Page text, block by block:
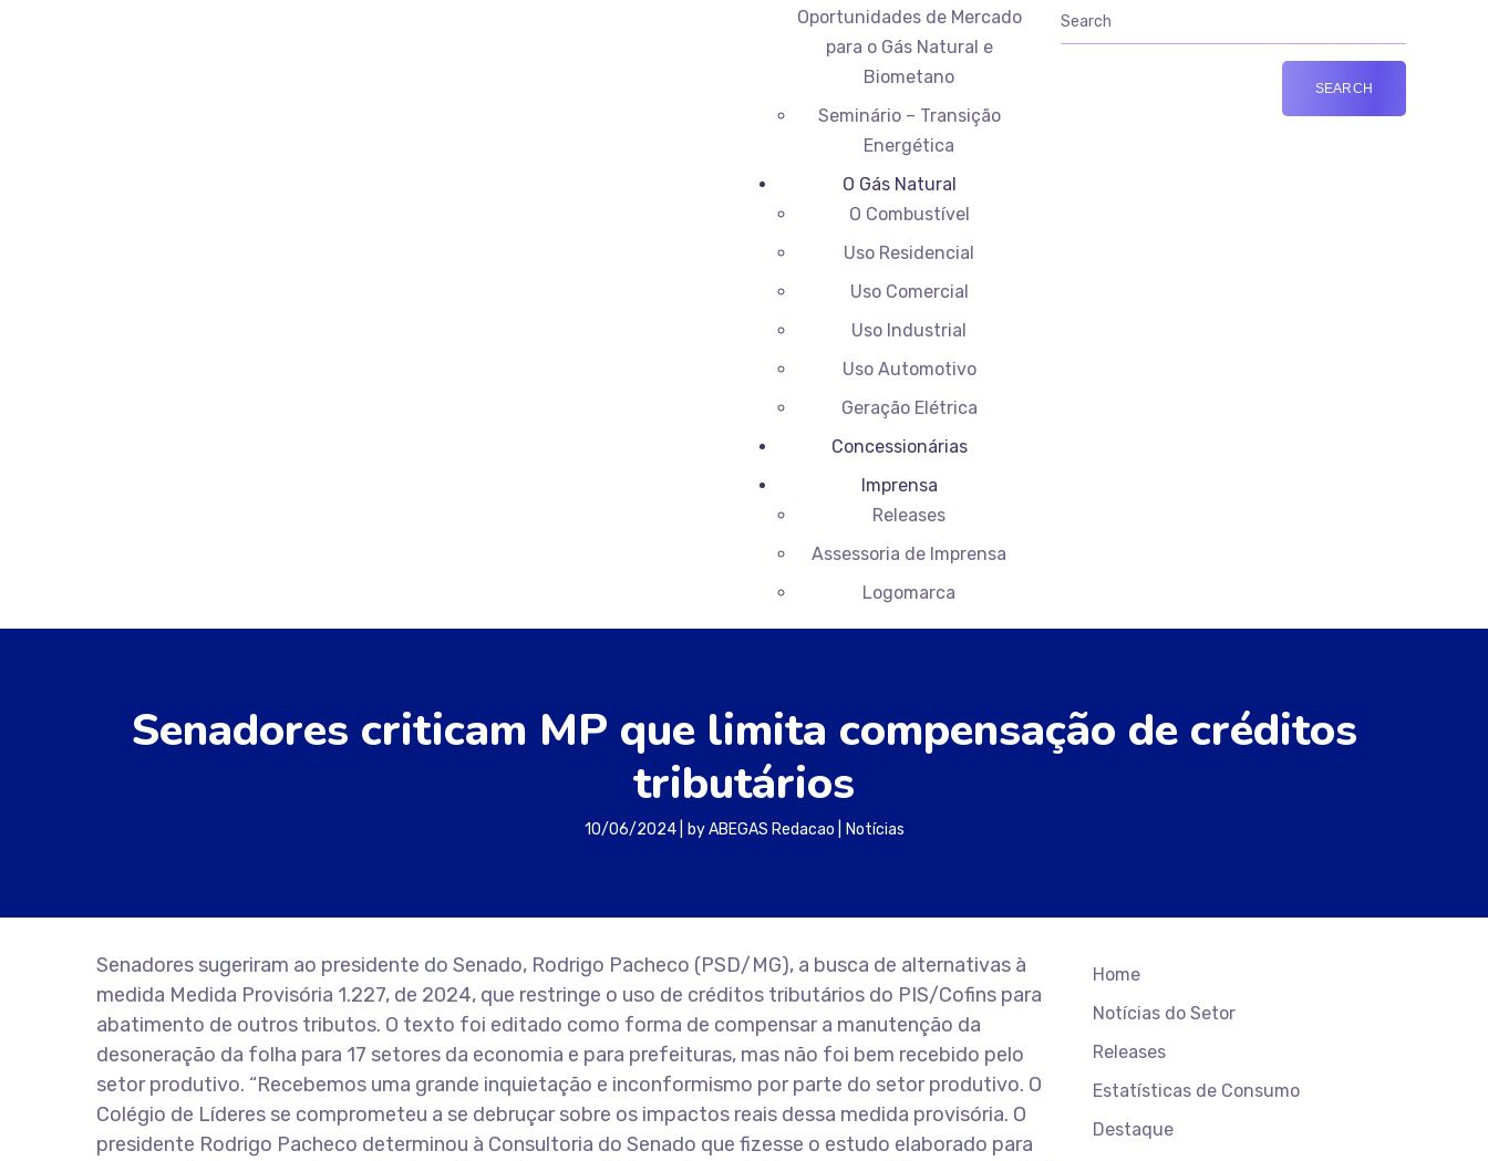
Oportunidades de Mercado
para o Gás Natural e
Biometano
Seminário – Transição
Energética
O Gás Natural
O Combustível
Uso Residencial
Uso Comercial
Uso Industrial
Uso Automotivo
Geração Elétrica
Concessionárias
Imprensa
Releases
Assessoria de Imprensa
Logomarca
Senadores criticam MP que limita compensação de créditos
tributários
10/06/2024 byABEGAS Redacao Notícias
Senadores sugeriram ao presidente do Senado, Rodrigo Pacheco (PSD/MG), a busca de alternativas à
medida Medida Provisória 1.227, de 2024, que restringe o uso de créditos tributários do PIS/Cofins para
abatimento de outros tributos. O texto foi editado como forma de compensar a manutenção da
desoneração da folha para 17 setores da economia e para prefeituras, mas não foi bem recebido pelo
setor produtivo. “Recebemos uma grande inquietação e inconformismo por parte do setor produtivo. O
Colégio de Líderes se comprometeu a se debruçar sobre os impactos reais dessa medida provisória. O
presidente Rodrigo Pacheco determinou à Consultoria do Senado que fizesse o estudo elaborado para
Home
Notícias do Setor
Releases
Estatísticas de Consumo
Destaque